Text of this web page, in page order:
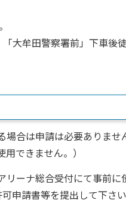
大牟田警察署前」下車後徒
場合は申請は必要ありま
できません。）
リーナ総合受付にて事前
申請書等を提出して下さい